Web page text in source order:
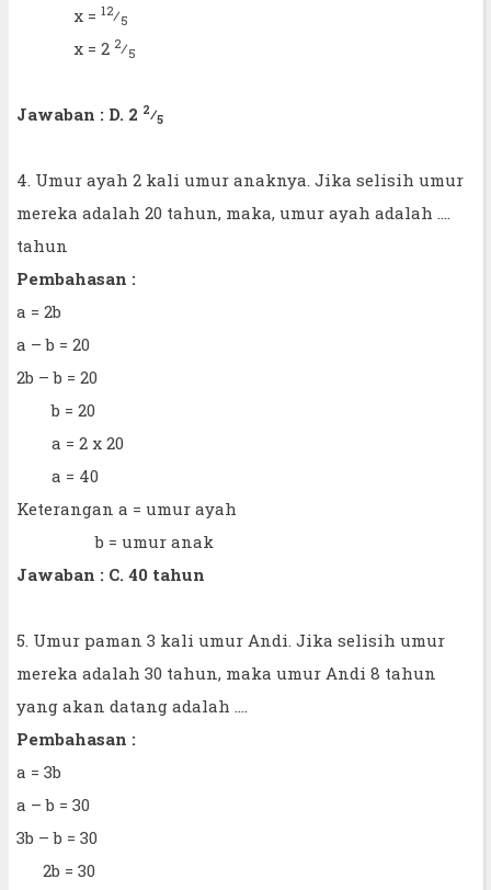
x = 12⁄5
x = 2 2⁄5
Jawaban : D. 2 2⁄5
4. Umur ayah 2 kali umur anaknya. Jika selisih umur
mereka adalah 20 tahun, maka, umur ayah adalah ....
tahun
Pembahasan :
a = 2b
a – b = 20
2b – b = 20
b = 20
a = 2 x 20
a = 40
Keterangan a = umur ayah
b = umur anak
Jawaban : C. 40 tahun
5. Umur paman 3 kali umur Andi. Jika selisih umur
mereka adalah 30 tahun, maka umur Andi 8 tahun
yang akan datang adalah ....
Pembahasan :
a = 3b
a – b = 30
3b – b = 30
2b = 30